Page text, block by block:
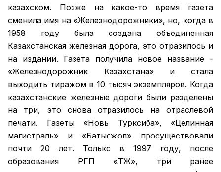
казахском. Позже на какое-то время газета
сменила имя на «Железнодорожники», но, когда в
1958 году была создана объединенная
Казахстанская железная дорога, это отразилось и
на издании. Газета получила новое название -
«Железнодорожник Казахстана» и стала
выходить тиражом в 10 тысяч экземпляров. Когда
казахстанские железные дороги были разделены
на три, это снова отразилось на отраслевой
печати. Газеты «Новь Турксиба», «Целинная
магистраль» и «Батысжол» просуществовали
почти 20 лет. Только в 1997 году, после
образования РГП «ҚТЖ», три ранее